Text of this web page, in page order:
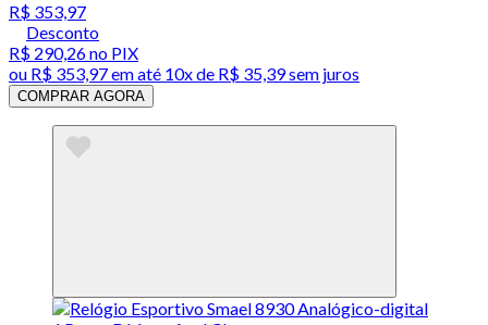
R$ 353,97
Desconto
R$ 290,26no PIX
ou R$ 353,97em até 10x de R$ 35,39 sem juros
COMPRAR AGORA